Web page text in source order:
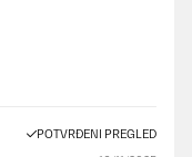
POTVRĐENI PREGLED